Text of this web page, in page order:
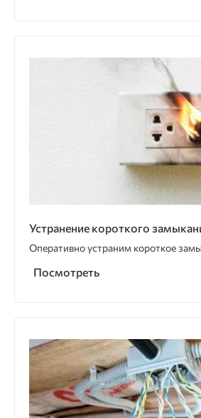
Устранение короткого
Оперативно устраним короткое
Посмотреть